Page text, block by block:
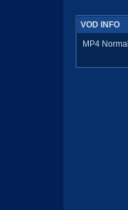
VOD INFO
MP4 Normal